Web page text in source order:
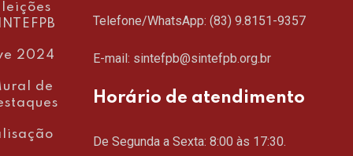
2024
de
Telefone/WhatsApp: (83) 9.8151-9357
E-mail: sintefpb@sintefpb.org.br
Horário de atendimento
De Segunda a Sexta: 8:00 às 17:30.